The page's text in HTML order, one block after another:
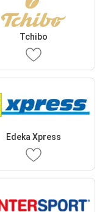
Tchibo
Edeka Xpress